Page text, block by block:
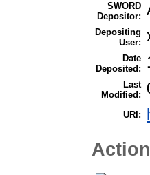
SWORD
Depositor:
Depositing
User:
Date
Deposited:
Last
Modified:
URI: